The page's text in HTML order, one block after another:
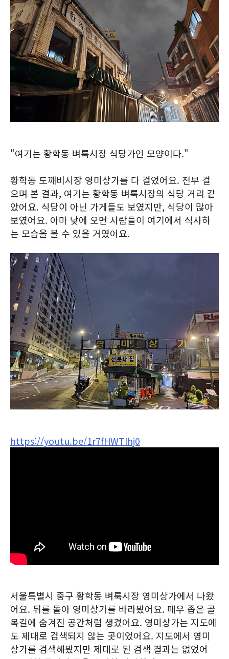
"여기는 황학동 벼룩시장 식당가인 모양이다."
황학동 도깨비시장 영미상가를 다 걸었어요. 전부 걸
으며 본 결과, 여기는 황학동 벼룩시장의 식당 거리 같
았어요. 식당이 아닌 가게들도 보였지만, 식당이 많아
보였어요. 아마 낮에 오면 사람들이 여기에서 식사하
는 모습을 볼 수 있을 거였어요.
https://youtu.be/1r7fHWTIhj0
서울특별시 중구 황학동 벼룩시장 영미상가에서 나왔
어요. 뒤를 돌아 영미상가를 바라봤어요. 매우 좁은 골
목길에 숨겨진 공간처럼 생겼어요. 영미상가는 지도에
도 제대로 검색되지 않는 곳이었어요. 지도에서 영미
상가를 검색해봤지만 제대로 된 검색 결과는 없었어